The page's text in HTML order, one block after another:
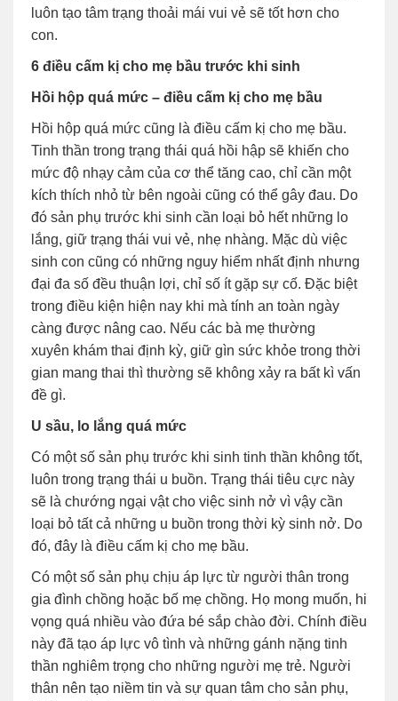
luôn tạo tâm trạng thoải mái vui vẻ sẽ tốt hơn cho
con.
6 điều cấm kị cho mẹ bầu trước khi sinh
Hồi hộp quá mức – điều cấm kị cho mẹ bầu
Hồi hộp quá mức cũng là điều cấm kị cho mẹ bầu.
Tinh thần trong trạng thái quá hồi hập sẽ khiến cho
mức độ nhạy cảm của cơ thể tăng cao, chỉ cần một
kích thích nhỏ từ bên ngoài cũng có thể gây đau. Do
đó sản phụ trước khi sinh cần loại bỏ hết những lo
lắng, giữ trạng thái vui vẻ, nhẹ nhàng. Mặc dù việc
sinh con cũng có những nguy hiểm nhất định nhưng
đại đa số đều thuận lợi, chỉ số ít gặp sự cố. Đặc biệt
trong điều kiện hiện nay khi mà tính an toàn ngày
càng được nâng cao. Nếu các bà mẹ thường
xuyên khám thai định kỳ, giữ gìn sức khỏe trong thời
gian mang thai thì thường sẽ không xảy ra bất kì vấn
đề gì.
U sầu, lo lắng quá mức
Có một số sản phụ trước khi sinh tinh thần không tốt,
luôn trong trạng thái u buồn. Trạng thái tiêu cực này
sẽ là chướng ngại vật cho việc sinh nở vì vậy cần
loại bỏ tất cả những u buồn trong thời kỳ sinh nở. Do
đó, đây là điều cấm kị cho mẹ bầu.
Có một số sản phụ chịu áp lực từ người thân trong
gia đình chồng hoặc bố mẹ chồng. Họ mong muốn, hi
vọng quá nhiều vào đứa bé sắp chào đời. Chính điều
này đã tạo áp lực vô tình và những gánh nặng tinh
thần nghiêm trọng cho những người mẹ trẻ. Người
thân nên tạo niềm tin và sự quan tâm cho sản phụ,